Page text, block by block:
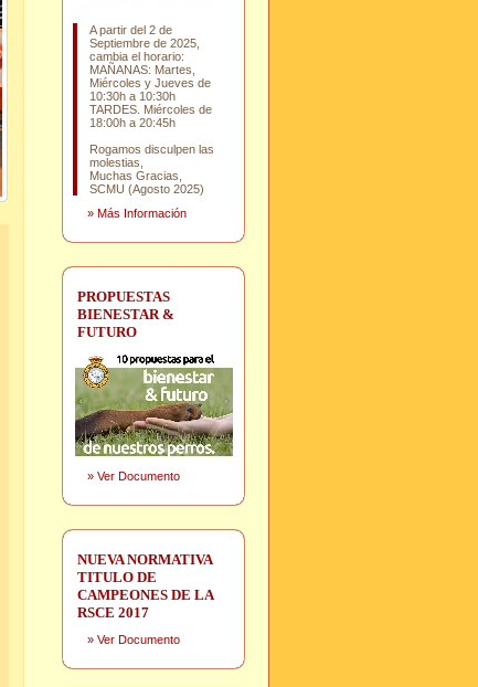
A partir del 2 de
Septiembre de 2025,
cambia el horario:
MAÑANAS: Martes,
Miércoles y Jueves de
10:30h a 10:30h
TARDES. Miércoles de
18:00h a 20:45h
Rogamos disculpen las
molestias,
Muchas Gracias,
SCMU (Agosto 2025)
» Más Información
PROPUESTAS
BIENESTAR &
FUTURO
» Ver Documento
NUEVA NORMATIVA
TITULO DE
CAMPEONES DE LA
RSCE 2017
» Ver Documento